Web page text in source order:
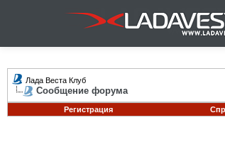
Лада Веста Клуб
Сообщение форума
Регистрация